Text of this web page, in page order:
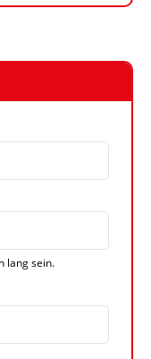
lang sein.